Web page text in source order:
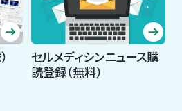
セルメディシンニュース購
読登録（無料）